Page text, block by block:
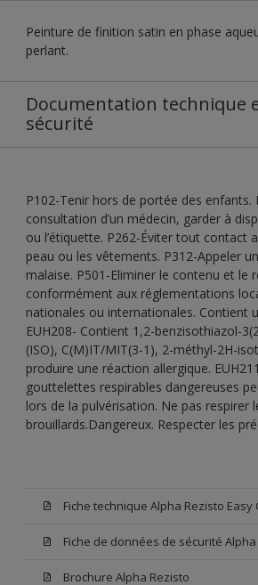
Peinture de finition satin en phase
perlant.
Documentation technique
sécurité
P102-Tenir hors de portée des enfants.
consultation d’un médecin, garder à
ou l’étiquette. P262-Éviter tout contact
peau ou les vêtements. P312-Appeler
malaise. P501-Eliminer le contenu et le
conformément aux réglementations
nationales ou internationales. Contient
EUH208- Contient 1,2-benzisothiazol-
(ISO), C(M)IT/MIT(3-1), 2-méthyl-2H-
produire une réaction allergique.
gouttelettes respirables dangereuses
lors de la pulvérisation. Ne pas respirer
brouillards.Dangereux. Respecter les
Fiche technique Alpha Rezisto Easy
Brochure Alpha Rezisto